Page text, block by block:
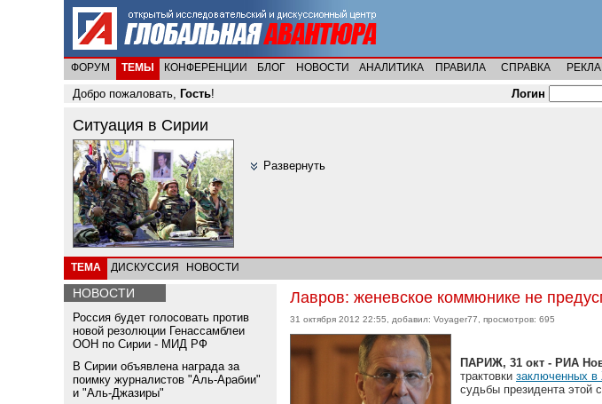
ФОРУМ ТЕМЫ КОНФЕРЕНЦИИ БЛОГ НОВОСТИ АНАЛИТИКА ПРАВИЛА СПРАВКА
Добро пожаловать, Гость! Логин
Ситуация в Сирии
Развернуть
ТЕМА ДИСКУССИЯ НОВОСТИ
НОВОСТИ
Россия будет голосовать против
новой резолюции Генассамблеи
ООН по Сирии - МИД РФ
В Сирии объявлена награда за
поимку журналистов "Аль-Арабии"
и "Аль-Джазиры"
Лавров: женевское коммюнике не
31 октября 2012 22:55, добавил: Voyager77, просмотров: 695
ПАРИЖ, 31 окт - РИА
трактовки заключенных в
судьбы президента этой